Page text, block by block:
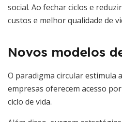
social. Ao fechar ciclos e
custos e melhor qualidade de
Novos modelos
O paradigma circular estimula
empresas oferecem acesso
ciclo de vida.